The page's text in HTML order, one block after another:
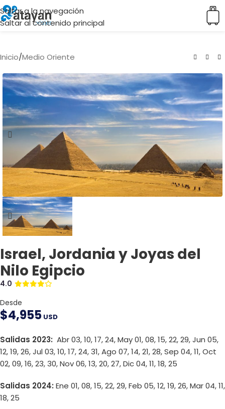
Saltar a la navegación
Saltar al contenido principal
Inicio/Medio Oriente
Israel, Jordania y Joyas del
Nilo Egipcio
4.0
Desde
$4,955 USD
Salidas 2023: Abr 03, 10, 17, 24, May 01, 08, 15, 22, 29, Jun 05,
12, 19, 26, Jul 03, 10, 17, 24, 31, Ago 07, 14, 21, 28, Sep 04, 11, Oct
02, 09, 16, 23, 30, Nov 06, 13, 20, 27, Dic 04, 11, 18, 25
Salidas 2024: Ene 01, 08, 15, 22, 29, Feb 05, 12, 19, 26, Mar 04, 11,
18, 25